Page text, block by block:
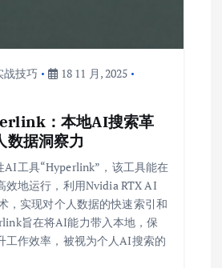
战技巧
18 11 月, 2025
：本地AI搜索革
数据洞察力
AI工具“Hyperlink”，该工具能在
效地运行，利用Nvidia RTX AI
，实现对个人数据的快速索引和
旨在将AI能力带入本地，保
工作效率，被视为个人AI搜索的